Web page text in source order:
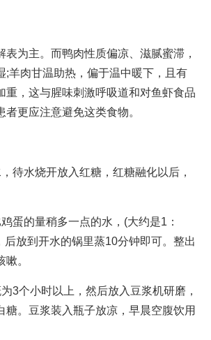
为主。而鸭肉性质偏凉、滋腻蜜滞，
羊肉甘温助热，偏于温中暖下，且有
，这与腥味刺激呼吸道和对鱼虾食品
更应注意避免这类食物。
水烧开放入红糖，红糖融化以后，
的量稍多一点的水，(大约是1：
放到开水的锅里蒸10分钟即可。整出
。
个小时以上，然后放入豆浆机研磨，
。豆浆装入瓶子放凉，早晨空腹饮用